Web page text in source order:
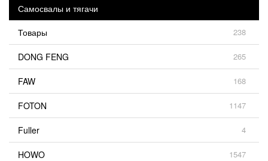
Самосвалы и тягачи
Товары
238
DONG FENG 265
FAW 168
FOTON 1147
Fuller 4
HOWO 1547